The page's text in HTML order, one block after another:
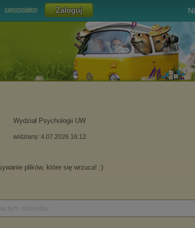
zapomniałem
Wydział Psychologii UW
widziany: 4.07.2026 16:12